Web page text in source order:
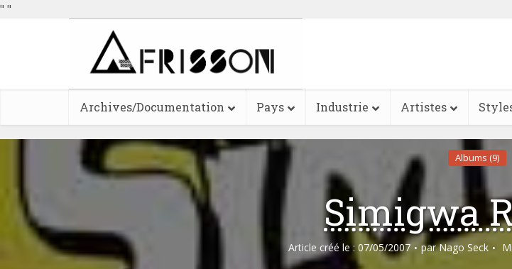
" "
Archives/Documentation Pays Industrie Artistes
Albums (9)
Simigwa
Article créé le : 07/05/2007 par Nago Seck